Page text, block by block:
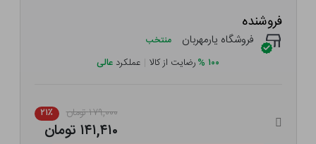
فروشنده
فروشگاه یارمهربان منتخب
۱۰۰ %رضایت از کالا | عملکرد عالی
۱۷۹,۰۰۰ تومان ۲۱٪
۱۴۱,۴۱۰ تومان